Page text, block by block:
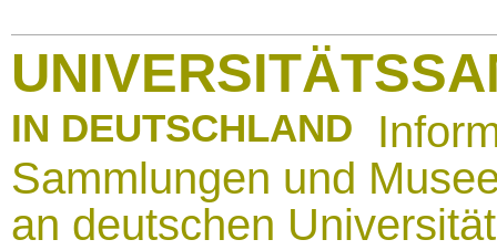
IN DEUTSCHLAND
Sammlungen und
an deutschen